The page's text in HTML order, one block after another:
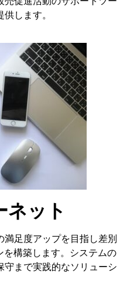
します。
ネット
満足度アップを目指し差別
を構築します。システムの
まで実践的なソリューシ